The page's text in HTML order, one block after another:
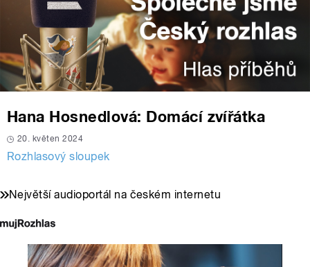
Hana Hosnedlová: Domácí zvířátka
20. květen 2024
Rozhlasový sloupek
Největší audioportál na českém internetu